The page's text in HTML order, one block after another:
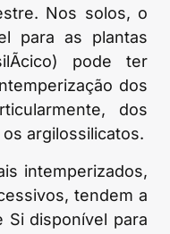
Nos solos, o
para as plantas
pode ter
dos
dos
argilossilicatos.
intemperizados,
tendem a
Si disponível para